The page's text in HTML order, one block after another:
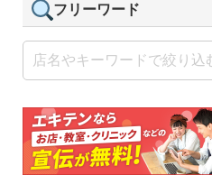
フリーワード